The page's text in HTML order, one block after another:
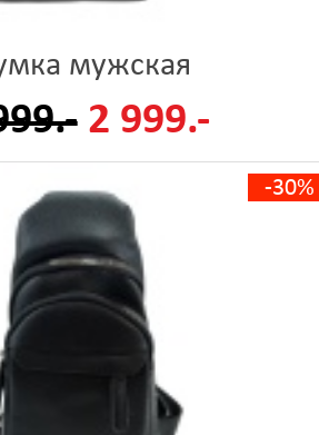
мужская
2 999.-
-30%